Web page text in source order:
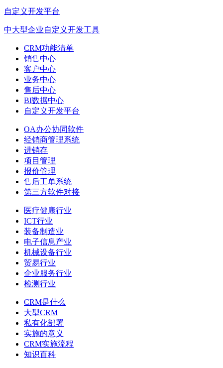
自定义开发平台
中大型企业自定义开发工具
CRM功能清单
销售中心
客户中心
业务中心
售后中心
BI数据中心
自定义开发平台
OA办公协同软件
经销商管理系统
进销存
项目管理
报价管理
售后工单系统
第三方软件对接
医疗健康行业
ICT行业
装备制造业
电子信息产业
机械设备行业
贸易行业
企业服务行业
检测行业
CRM是什么
大型CRM
私有化部署
实施的意义
CRM实施流程
知识百科